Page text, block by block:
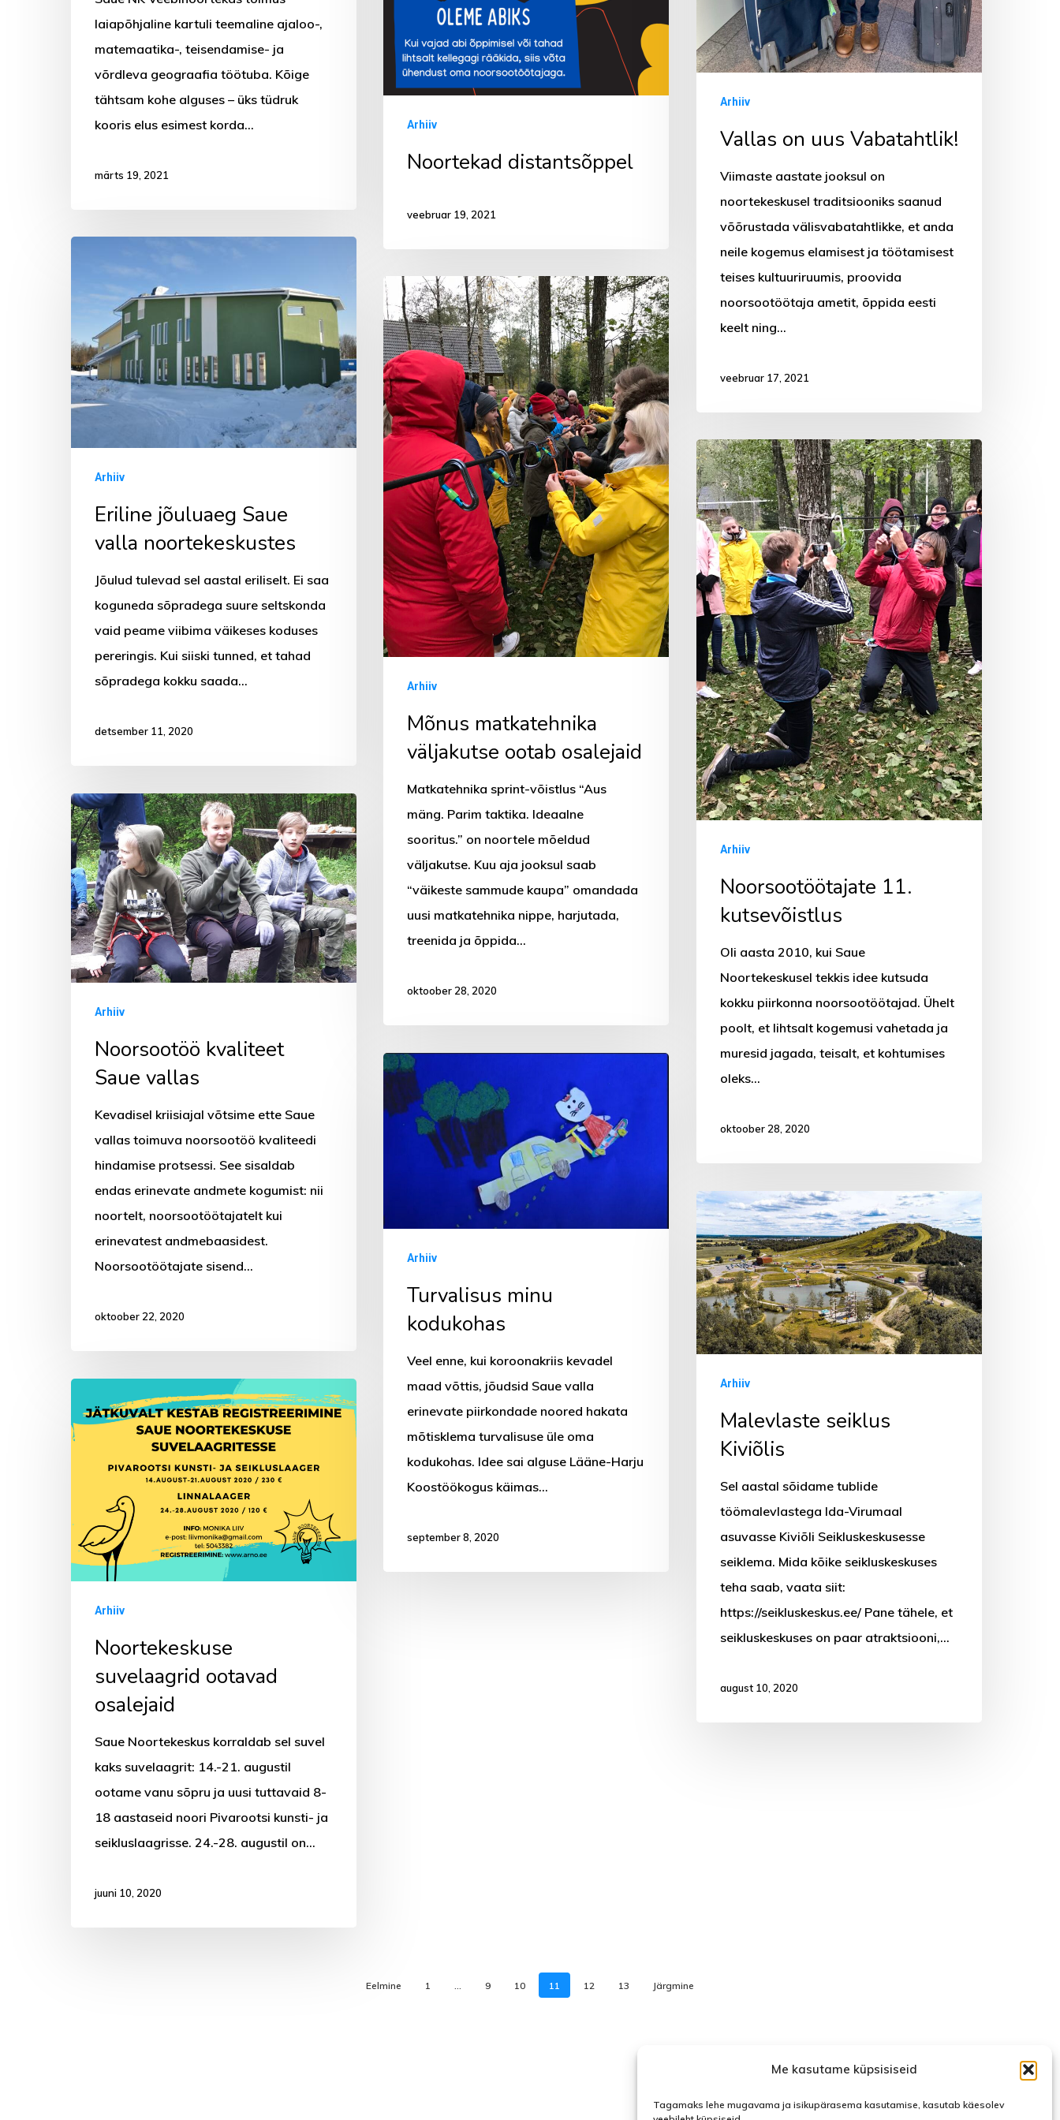
Me kasutame küpsisiseid
Tagamaks lehe mugavama ja isikupärasema kasutamise, kasutab käesolev
laiapõhjaline kartuli teemaline ajaloo-,
matemaatika-, teisendamise- ja
võrdleva geograafia töötuba. Kõige
tähtsam kohe alguses – üks tüdruk
kooris elus esimest korda…
märts 19, 2021
Arhiiv
Noortekad distantsõppel
veebruar 19, 2021
Arhiiv
Vallas on uus Vabatahtlik!
Viimaste aastate jooksul on
noortekeskusel traditsiooniks saanud
võõrustada välisvabatahtlikke, et anda
neile kogemus elamisest ja töötamisest
teises kultuuriruumis, proovida
noorsootöötaja ametit, õppida eesti
keelt ning…
veebruar 17, 2021
noortekeskustes
Arhiiv
Eriline jõuluaeg Saue
valla noortekeskustes
Jõulud tulevad sel aastal eriliselt. Ei saa
koguneda sõpradega suure seltskonda
vaid peame viibima väikeses koduses
pereringis. Kui siiski tunned, et tahad
sõpradega kokku saada…
detsember 11, 2020
Mõnus
matkatehnika
väljakutse
ootab
osalejaid
Arhiiv
Mõnus matkatehnika
väljakutse ootab osalejaid
Matkatehnika sprint-võistlus “Aus
mäng. Parim taktika. Ideaalne
sooritus.” on noortele mõeldud
väljakutse. Kuu aja jooksul saab
“väikeste sammude kaupa” omandada
uusi matkatehnika nippe, harjutada,
treenida ja õppida…
oktoober 28, 2020
Noorsootöötajate
11.
kutsevõistlus
Arhiiv
Noorsootöötajate 11.
kutsevõistlus
Oli aasta 2010, kui Saue
Noortekeskusel tekkis idee kutsuda
kokku piirkonna noorsootöötajad. Ühelt
poolt, et lihtsalt kogemusi vahetada ja
muresid jagada, teisalt, et kohtumises
oleks…
oktoober 28, 2020
Noorsootöö
kvaliteet
Saue
vallas
Arhiiv
Noorsootöö kvaliteet
Saue vallas
Kevadisel kriisiajal võtsime ette Saue
vallas toimuva noorsootöö kvaliteedi
hindamise protsessi. See sisaldab
endas erinevate andmete kogumist: nii
noortelt, noorsootöötajatelt kui
erinevatest andmebaasidest.
Noorsootöötajate sisend…
oktoober 22, 2020
Turvalisus
minu
kodukohas
Arhiiv
Turvalisus minu
kodukohas
Veel enne, kui koroonakriis kevadel
maad võttis, jõudsid Saue valla
erinevate piirkondade noored hakata
mõtisklema turvalisuse üle oma
kodukohas. Idee sai alguse Lääne-Harju
Koostöökogus käimas…
september 8, 2020
Malevlaste
seiklus
Kiviõlis
Arhiiv
Malevlaste seiklus
Kiviõlis
Sel aastal sõidame tublide
töömalevlastega Ida-Virumaal
asuvasse Kiviõli Seikluskeskusesse
seiklema. Mida kõike seikluskeskuses
teha saab, vaata siit:
https://seikluskeskus.ee/ Pane tähele, et
seikluskeskuses on paar atraktsiooni,…
august 10, 2020
suvelaagrid
ootavad
osalejaid
Arhiiv
Noortekeskuse
suvelaagrid ootavad
osalejaid
Saue Noortekeskus korraldab sel suvel
kaks suvelaagrit: 14.-21. augustil
ootame vanu sõpru ja uusi tuttavaid 8-
18 aastaseid noori Pivarootsi kunsti- ja
seikluslaagrisse. 24.-28. augustil on…
juuni 10, 2020
Eelmine 1 9 10 11 12 13 Järgmine